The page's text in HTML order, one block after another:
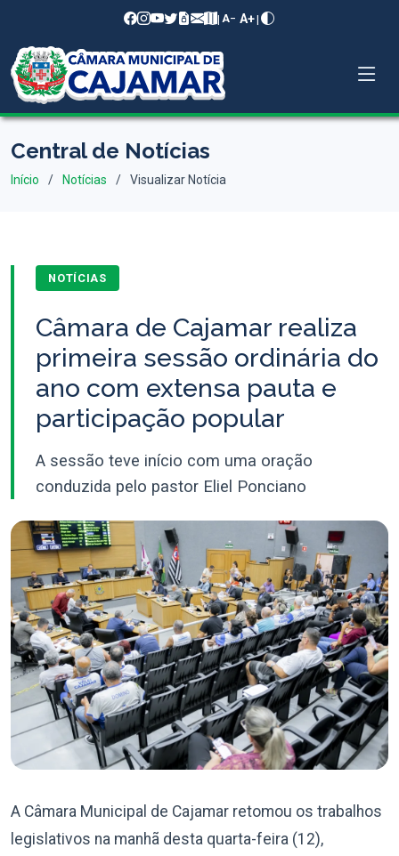
| A− A+|
Central de Notícias
Início Notícias Visualizar Notícia
NOTÍCIAS
Câmara de Cajamar realiza
primeira sessão ordinária do
ano com extensa pauta e
participação popular
A sessão teve início com uma oração
conduzida pelo pastor Eliel Ponciano
A Câmara Municipal de Cajamar retomou os trabalhos
legislativos na manhã desta quarta-feira (12),